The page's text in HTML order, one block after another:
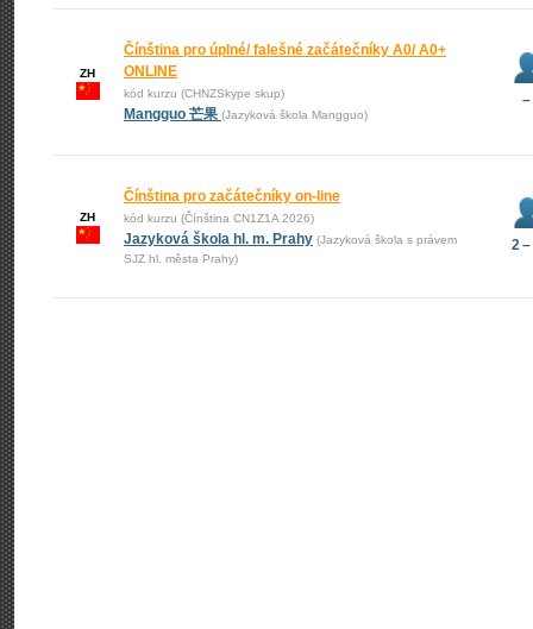
ZH
Čínština pro úplné/ falešné začátečníky A0/ A0+
ONLINE
kód kurzu (CHNZSkype skup)
Mangguo 芒果 (Jazyková škola Mangguo)
–
ZH
Čínština pro začátečníky on-line
kód kurzu (Čínština CN1Z1A 2026)
Jazyková škola hl. m. Prahy (Jazyková škola s právem
SJZ hl. města Prahy)
2